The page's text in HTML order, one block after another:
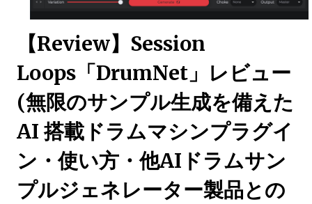
【Review】Session
Loops「DrumNet」レビュー
(無限のサンプル生成を備えた
AI 搭載ドラムマシンプラグイ
ン・使い方・他AIドラムサン
プルジェネレーター製品との